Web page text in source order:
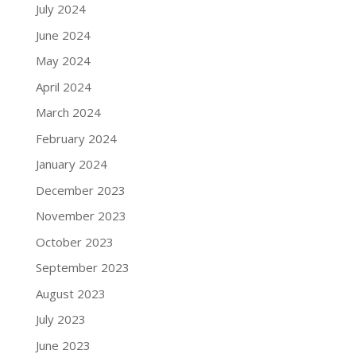
July 2024
June 2024
May 2024
April 2024
March 2024
February 2024
January 2024
December 2023
November 2023
October 2023
September 2023
August 2023
July 2023
June 2023